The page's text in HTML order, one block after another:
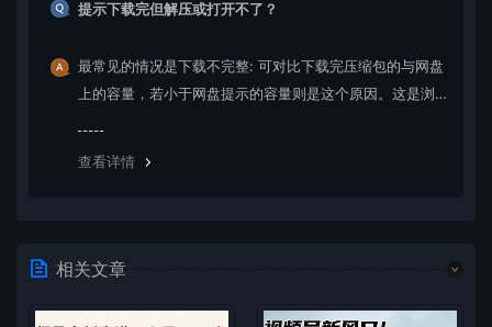
提示下载完但解压或打开不了？
最常见的情况是下载不完整: 可对比下载完压缩包的与网盘
上的容量，若小于网盘提示的容量则是这个原因。这是浏
查看详情
相关文章